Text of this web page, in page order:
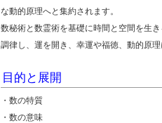
な動的原理へと集約されます。
数秘術と数霊術を基礎に時間と空間を生
調律し、運を開き、幸運や福徳、動的原
目的と展開
・数の特質
・数の意味